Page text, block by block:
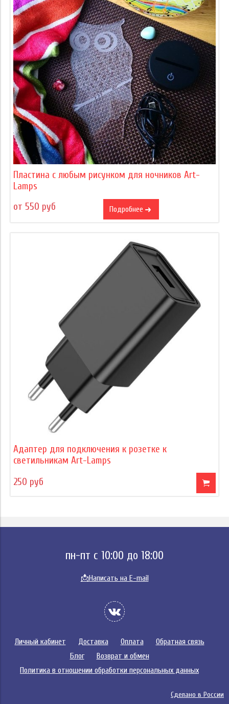
Пластина с любым рисунком для ночников Art-
Lamps
от 550 руб
Подробнее
Адаптер для подключения к розетке к
светильникам Art-Lamps
250 руб
пн-пт с 10:00 до 18:00
📩Написать на E-mail
Личный кабинет Доставка Оплата
Обратная связь
Блог
Возврат и обмен
Политика в отношении обработки персональных данных
Сделано в России